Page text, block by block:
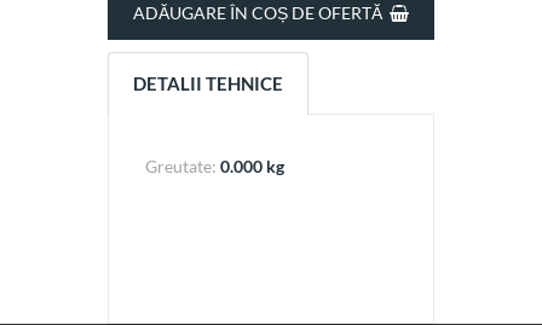
DETALII TEHNICE
Greutate: 0.000 kg